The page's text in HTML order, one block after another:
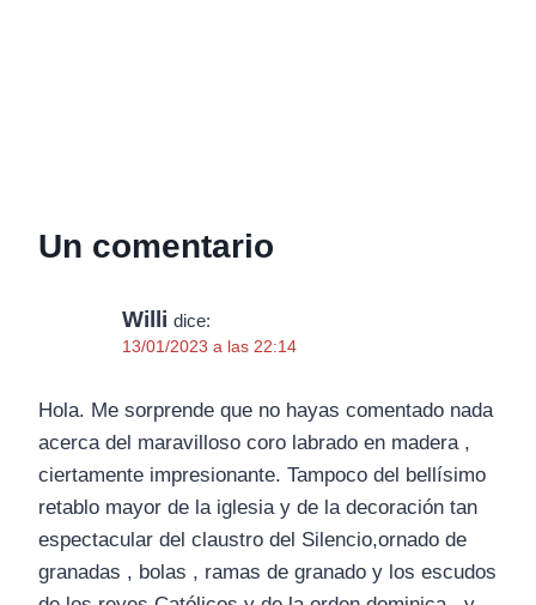
Un comentario
Willi dice:
13/01/2023 a las 22:14
Hola. Me sorprende que no hayas comentado nada
acerca del maravilloso coro labrado en madera ,
ciertamente impresionante. Tampoco del bellísimo
retablo mayor de la iglesia y de la decoración tan
espectacular del claustro del Silencio,ornado de
granadas , bolas , ramas de granado y los escudos